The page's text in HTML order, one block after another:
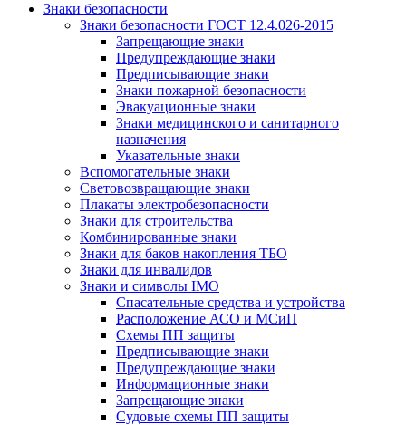
Знаки безопасности
Знаки безопасности ГОСТ 12.4.026-2015
Запрещающие знаки
Предупреждающие знаки
Предписывающие знаки
Знаки пожарной безопасности
Эвакуационные знаки
Знаки медицинского и санитарного
назначения
Указательные знаки
Вспомогательные знаки
Световозвращающие знаки
Плакаты электробезопасности
Знаки для строительства
Комбинированные знаки
Знаки для баков накопления ТБО
Знаки для инвалидов
Знаки и символы IMO
Спасательные средства и устройства
Расположение АСО и МСиП
Схемы ПП защиты
Предписывающие знаки
Предупреждающие знаки
Информационные знаки
Запрещающие знаки
Судовые схемы ПП защиты